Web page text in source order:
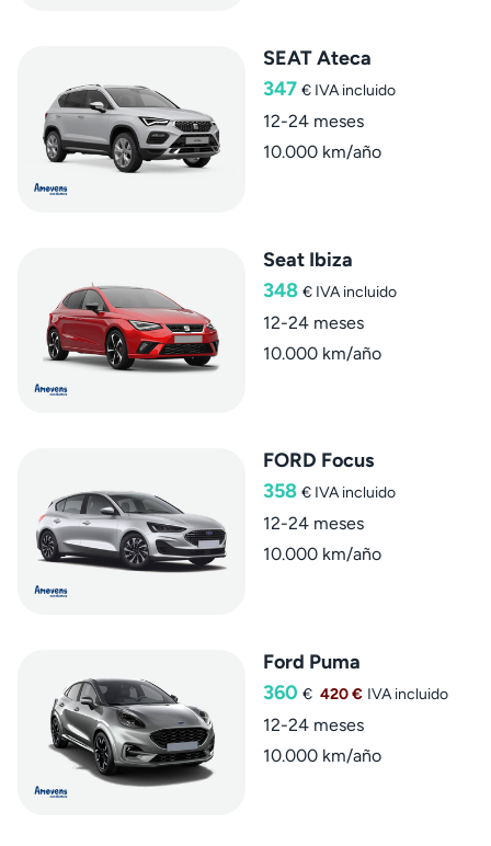
SEAT Ateca
347 € IVA incluido
12-24 meses
10.000 km/año
Seat Ibiza
348 € IVA incluido
12-24 meses
10.000 km/año
FORD Focus
358 € IVA incluido
12-24 meses
10.000 km/año
Ford Puma
360 € 420 € IVA incluido
12-24 meses
10.000 km/año